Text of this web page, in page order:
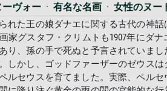
ーヴォー · 有名な名画 · 女性のヌー
れた王の娘ダナエに関する古代の神
家グスタフ・クリムトも1907年にダ
り、孫の手で死ぬと予言されていま
しかし、ゴッドファーザーのゼウス
ルセウスを育てました。実際、ペル